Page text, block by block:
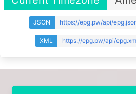
JSON https://epg.pw/api/
XML https://epg.pw/api/